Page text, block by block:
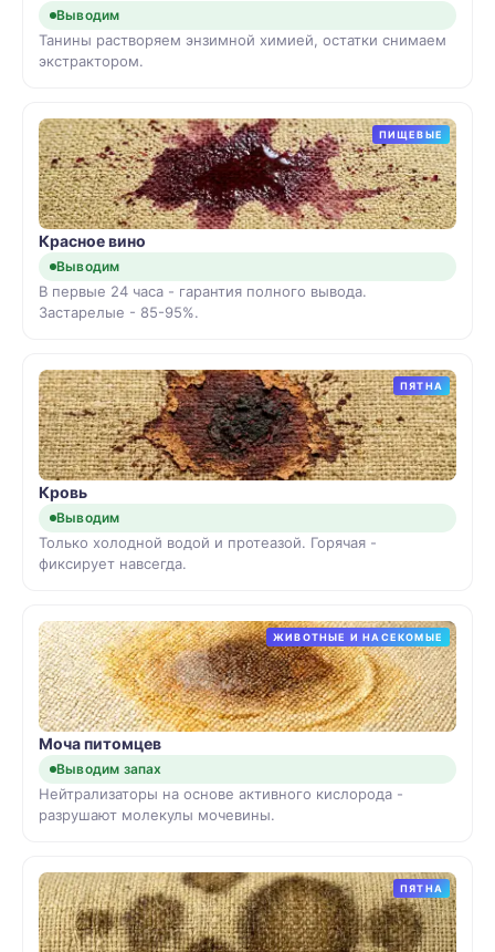
Выводим
Танины растворяем энзимной химией, остатки снимаем
экстрактором.
ПИЩЕВЫЕ
Красное вино
Выводим
В первые 24 часа - гарантия полного вывода.
Застарелые - 85-95%.
ПЯТНА
Кровь
Выводим
Только холодной водой и протеазой. Горячая -
фиксирует навсегда.
ЖИВОТНЫЕ И НАСЕКОМЫЕ
Моча питомцев
Выводим запах
Нейтрализаторы на основе активного кислорода -
разрушают молекулы мочевины.
ПЯТНА